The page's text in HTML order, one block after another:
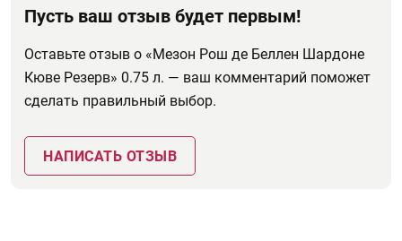
Пусть ваш отзыв будет первым!
Оставьте отзыв о «Мезон Рош де Беллен Шардоне
Кюве Резерв» 0.75 л. — ваш комментарий поможет
сделать правильный выбор.
НАПИСАТЬ ОТЗЫВ